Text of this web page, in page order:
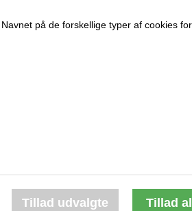
på de forskellige typer af cookies